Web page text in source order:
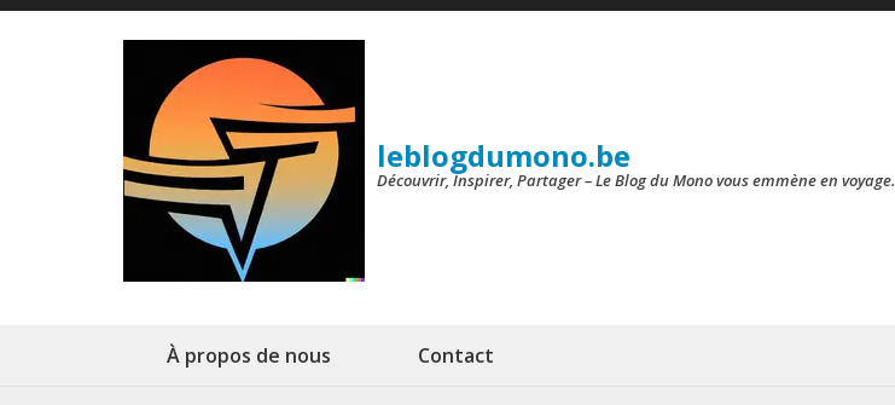
Aller
leblogdumono.be
Découvrir, Inspirer, Partager – Le Blog du Mono vous emmène en voyage.
À propos de nous Contact